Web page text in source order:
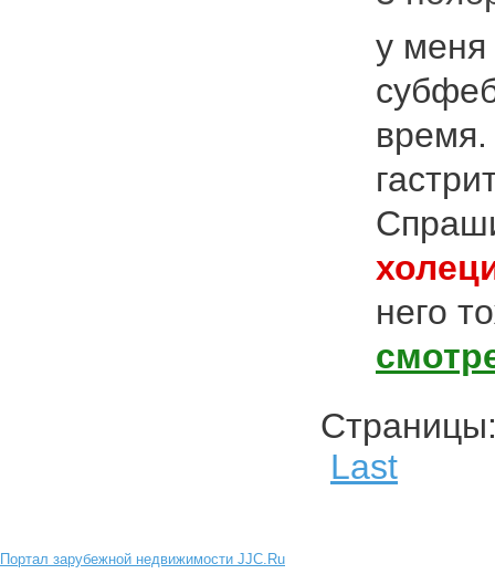
у
него
Last
Портал зарубежной недвижимости JJC.Ru